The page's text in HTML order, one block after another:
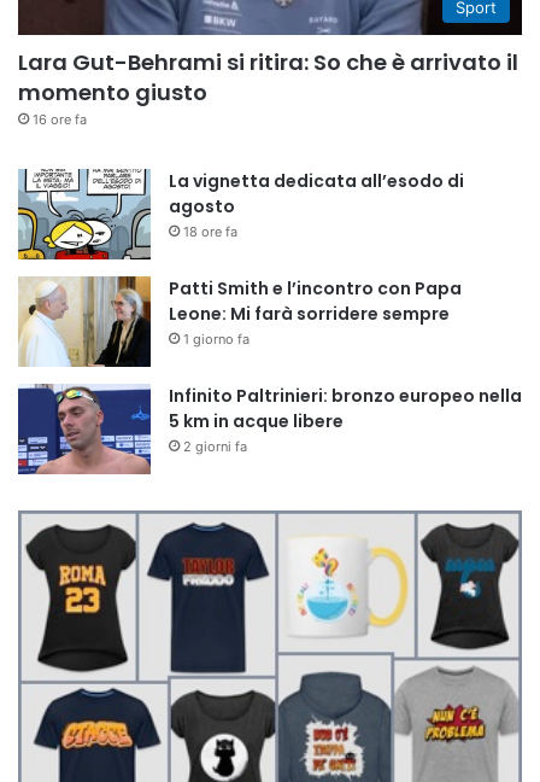
Sport
Lara Gut-Behrami si ritira: So che è arrivato il
momento giusto
16 ore fa
La vignetta dedicata all’esodo di
agosto
18 ore fa
Patti Smith e l’incontro con Papa
Leone: Mi farà sorridere sempre
1 giorno fa
Infinito Paltrinieri: bronzo europeo nella
5 km in acque libere
2 giorni fa